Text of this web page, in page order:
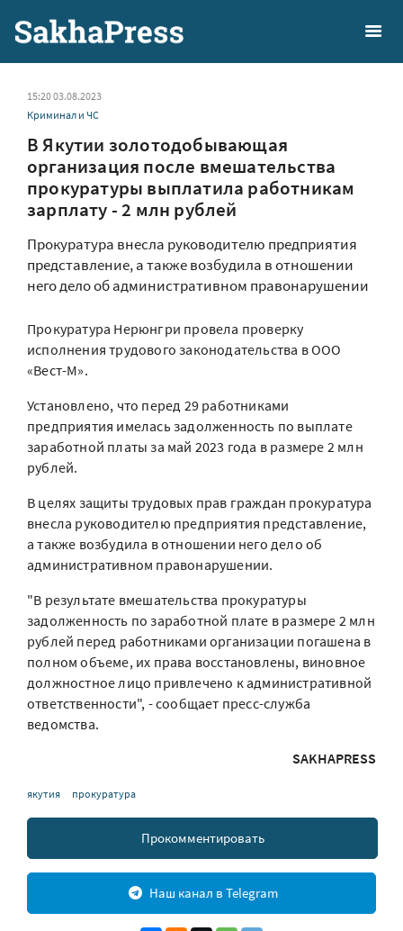
15:20 03.08.2023
Криминал и ЧС
В Якутии золотодобывающая
организация после вмешательства
прокуратуры выплатила работникам
зарплату - 2 млн рублей
Прокуратура внесла руководителю предприятия
представление, а также возбудила в отношении
него дело об административном правонарушении
Прокуратура Нерюнгри провела проверку
исполнения трудового законодательства в ООО
«Вест-М».
Установлено, что перед 29 работниками
предприятия имелась задолженность по выплате
заработной платы за май 2023 года в размере 2 млн
рублей.
В целях защиты трудовых прав граждан прокуратура
внесла руководителю предприятия представление,
а также возбудила в отношении него дело об
административном правонарушении.
"В результате вмешательства прокуратуры
задолженность по заработной плате в размере 2 млн
рублей перед работниками организации погашена в
полном объеме, их права восстановлены, виновное
должностное лицо привлечено к административной
ответственности", - сообщает пресс-служба
ведомства.
SAKHAPRESS
якутия прокуратура
Прокомментировать
Наш канал в Telegram